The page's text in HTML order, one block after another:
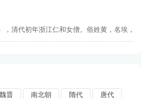
，清代初年浙江仁和女僧。俗姓黄，名埃，
魏晋 南北朝 隋代 唐代